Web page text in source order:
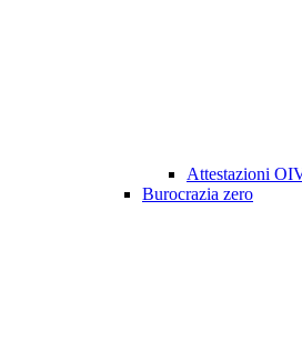
Attestazioni
Burocrazia zero